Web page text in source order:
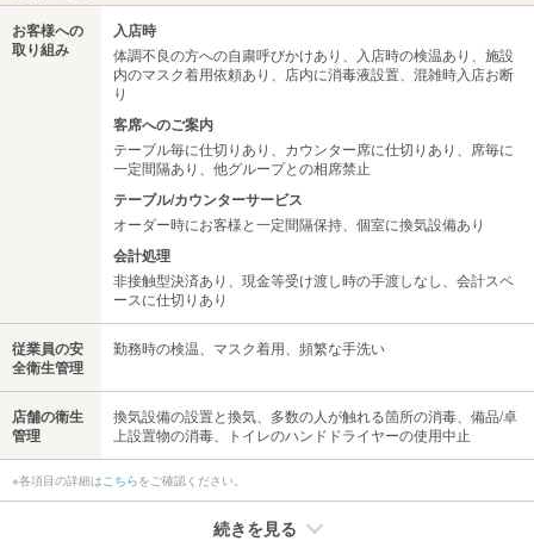
お客様への
取り組み
入店時
体調不良の方への自粛呼びかけあり、入店時の検温あり、施設
内のマスク着用依頼あり、店内に消毒液設置、混雑時入店お断
り
客席へのご案内
テーブル毎に仕切りあり、カウンター席に仕切りあり、席毎に
一定間隔あり、他グループとの相席禁止
テーブル/カウンターサービス
オーダー時にお客様と一定間隔保持、個室に換気設備あり
会計処理
非接触型決済あり、現金等受け渡し時の手渡しなし、会計スペ
ースに仕切りあり
従業員の安
全衛生管理
勤務時の検温、マスク着用、頻繁な手洗い
店舗の衛生
管理
換気設備の設置と換気、多数の人が触れる箇所の消毒、備品/卓
上設置物の消毒、トイレのハンドドライヤーの使用中止
※各項目の詳細はこちらをご確認ください。
続きを見る